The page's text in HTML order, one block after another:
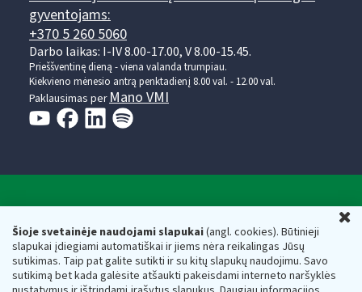
Šioje svetainėje naudojami slapukai(angl. cookies). Būtinieji
slapukai įdiegiami automatiškai ir jiems nėra reikalingas Jūsų
sutikimas. Taip pat galite sutikti ir su kitų slapukų naudojimu. Savo
sutikimą bet kada galėsite atšaukti pakeisdami interneto naršyklės
gyventojams:
+370 5 260 5060
Darbo laikas: I-IV 8.00-17.00, V 8.00-15.45.
Prieššventinę dieną - viena valanda trumpiau.
Kiekvieno mėnesio antrą penktadienį 8.00 val. - 12.00 val.
Paklausimas per Mano VMI
Respublikos finansų ministerijos
Biudžetinė įstaiga. Juridinio asmens kodas — 188659752,
adresas: Vasario 16-osios g. 14, 01107 Vilnius, Lietuva, el.paštas:
vmi@vmi.lt, E. pristatymo dėžutės adresas 188659752